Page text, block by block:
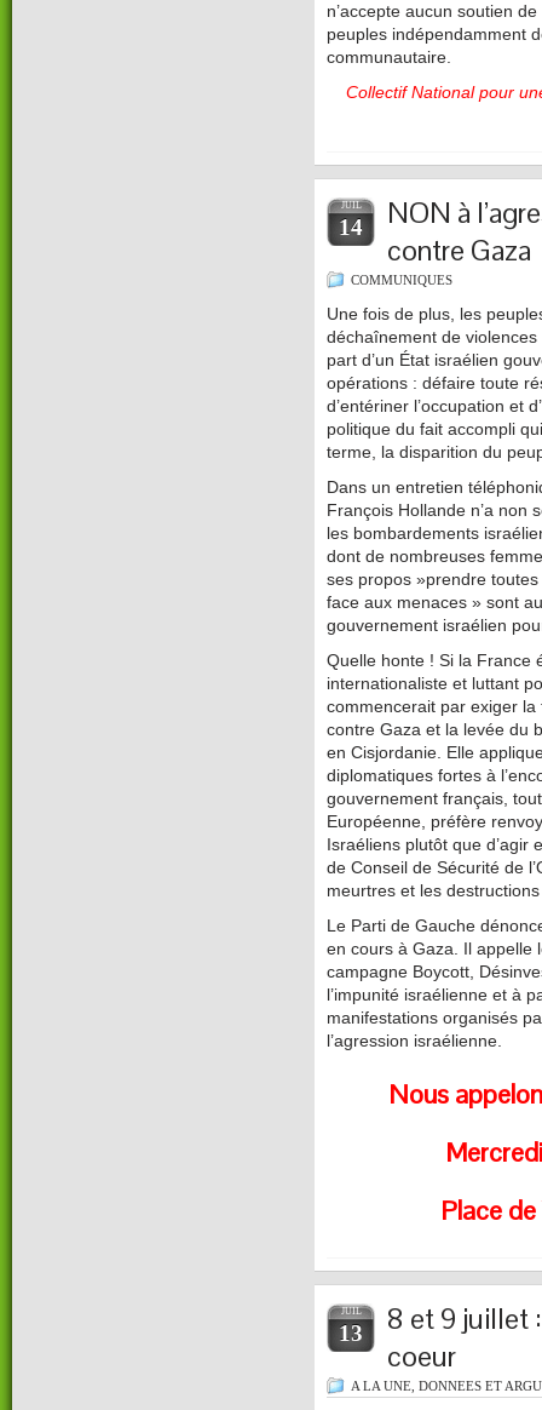
n’accepte aucun soutien
peuples indépendamment
communautaire.
Collectif National pour
JUIL
14
NON à
contre Gaza
COMMUNIQUES
Une fois de plus, les
déchaînement de
part d’un État israélien
opérations : défaire toute
d’entériner l’occupation et
politique du fait accompli
terme, la disparition du
Dans un entretien
François Hollande n’a non
les bombardements
dont de nombreuses
ses propos »prendre
face aux menaces » sont
gouvernement israélien
Quelle honte ! Si la France
internationaliste et luttant
commencerait par exiger
contre Gaza et la levée du
en Cisjordanie. Elle
diplomatiques fortes à
gouvernement français,
Européenne, préfère
Israéliens plutôt que
de Conseil de Sécurité de
meurtres et les
Le Parti de Gauche
en cours à Gaza. Il appelle
campagne Boycott,
l’impunité israélienne et à
manifestations organisés
l’agression israélienne.
Nous
Place
JUIL
13
8 et 9 juillet
coeur
A LA UNE DONNEES ET